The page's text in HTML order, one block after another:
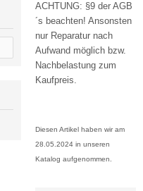
ACHTUNG: §9 der AGB
´s beachten! Ansonsten
nur Reparatur nach
Aufwand möglich bzw.
Nachbelastung zum
Kaufpreis.
Diesen Artikel haben wir am
28.05.2024 in unseren
Katalog aufgenommen.